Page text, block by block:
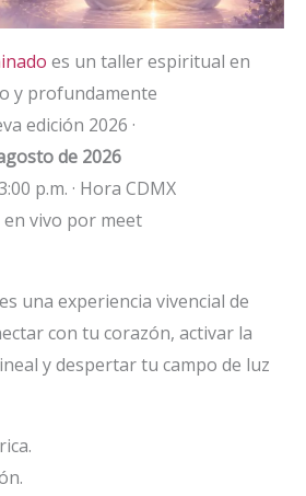
es un taller espiritual en
y profundamente
edición 2026 ·
de 2026
p.m. · Hora CDMX
en vivo por meet
una experiencia vivencial de
con tu corazón, activar la
y despertar tu campo de luz